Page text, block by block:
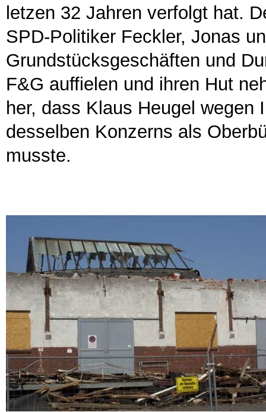
letzen 32 Jahren verfolgt hat.
SPD-Politiker Feckler, Jonas
Grundstücksgeschäften und
F&G auffielen und ihren Hut
her, dass Klaus Heugel wegen
desselben Konzerns als
musste.